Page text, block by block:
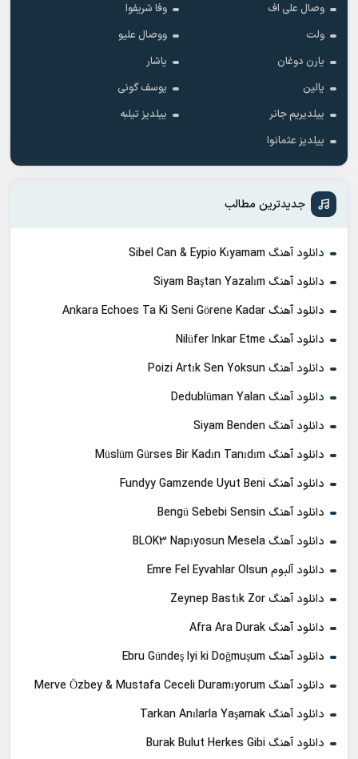
وصال علی اف
وفا شریفوا
ولت
ووصال علیو
یارن دوغان
یاشار
یالین
یوسف گونی
ییلدیریم جانر
ییلدیز تیلبه
ییلدیز عثمانوا
جدیدترین مطالب
دانلود آهنگ Sibel Can & Eypio Kıyamam
دانلود آهنگ Siyam Baştan Yazalım
دانلود آهنگ Ankara Echoes Ta Ki Seni Görene Kadar
دانلود آهنگ Nilüfer Inkar Etme
دانلود آهنگ Poizi Artık Sen Yoksun
دانلود آهنگ Dedublüman Yalan
دانلود آهنگ Siyam Benden
دانلود آهنگ Müslüm Gürses Bir Kadın Tanıdım
دانلود آهنگ Fundyy Gamzende Uyut Beni
دانلود آهنگ Bengü Sebebi Sensin
دانلود آهنگ BLOK3 Napıyosun Mesela
دانلود آلبوم Emre Fel Eyvahlar Olsun
دانلود آهنگ Zeynep Bastık Zor
دانلود آهنگ Afra Ara Durak
دانلود آهنگ Ebru Gündeş Iyi ki Doğmuşum
دانلود آهنگ Merve Özbey & Mustafa Ceceli Duramıyorum
دانلود آهنگ Tarkan Anılarla Yaşamak
دانلود آهنگ Burak Bulut Herkes Gibi